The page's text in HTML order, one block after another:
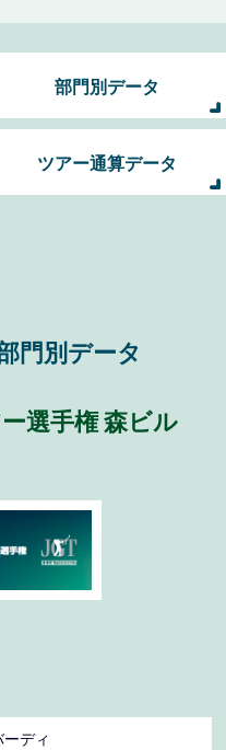
部門別データ
ツアー通算データ
門別データ
選手権 森ビル
ーディ